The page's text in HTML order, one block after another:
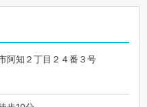
阿知２丁目２４番３号